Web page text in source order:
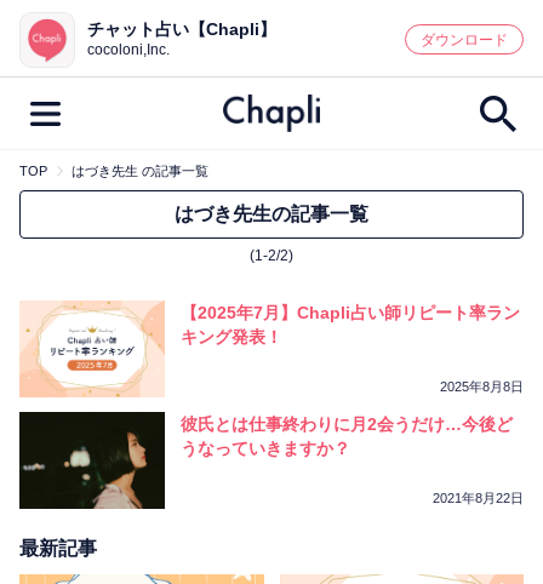
鑑定記事・占い師検索
最新記事一覧
カテゴリー別
鑑定
キーワード別
彼の気持ち 恋の行方 時期
今週の運勢
相性
チャット占い【Chapli】
cocoloni,Inc.
ダウンロード
TOP はづき先生 の記事一覧
はづき先生の記事一覧
(1-2/2)
【2025年7月】Chapli占い師リピート率ラン
キング発表！
2025年8月8日
彼氏とは仕事終わりに月2会うだけ…今後ど
うなっていきますか？
2021年8月22日
最新記事